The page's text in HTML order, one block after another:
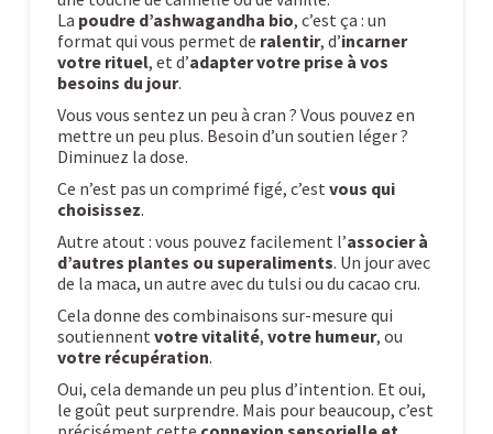
La poudre d’ashwagandha bio, c’est ça : un
format qui vous permet de ralentir, d’incarner
votre rituel, et d’adapter votre prise à vos
besoins du jour.
Vous vous sentez un peu à cran ? Vous pouvez en
mettre un peu plus. Besoin d’un soutien léger ?
Diminuez la dose.
Ce n’est pas un comprimé figé, c’est vous qui
choisissez.
Autre atout : vous pouvez facilement l’associer à
d’autres plantes ou superaliments. Un jour avec
de la maca, un autre avec du tulsi ou du cacao cru.
Cela donne des combinaisons sur-mesure qui
soutiennent votre vitalité, votre humeur, ou
votre récupération.
Oui, cela demande un peu plus d’intention. Et oui,
le goût peut surprendre. Mais pour beaucoup, c’est